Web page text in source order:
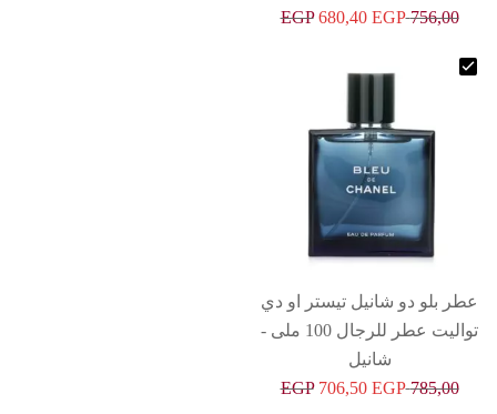
756,00
EGP 680,40EGP
عطر بلو دو شانيل تيستر او دي
تواليت عطر للرجال 100 ملى -
شانيل
785,00
EGP 706,50EGP